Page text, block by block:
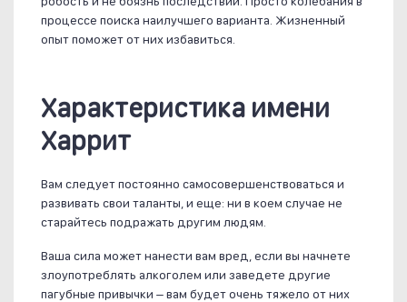
процессе поиска наилучшего варианта. Жизненный
опыт поможет от них избавиться.
Характеристика имени
Харрит
Вам следует постоянно самосовершенствоваться и
развивать свои таланты, и еще: ни в коем случае не
старайтесь подражать другим людям.
Ваша сила может нанести вам вред, если вы начнете
злоупотреблять алкоголем или заведете другие
пагубные привычки – вам будет очень тяжело от них